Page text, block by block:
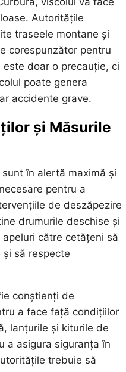
Autoritățile
traseele montane și
corespunzător pentru
doar o precauție, ci
poate genera
accidente grave.
și Măsurile
în alertă maximă și
pentru a
de deszăpezire
drumurile deschise și
către cetățeni să
să respecte
conștienți de
a face față condițiilor
lanțurile și kiturile de
a asigura siguranța în
trebuie să